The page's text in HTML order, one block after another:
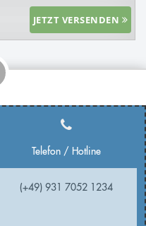
JETZT VERSENDEN
Telefon / Hotline
(+49) 931 7052 1234